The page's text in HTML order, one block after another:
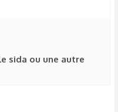
sida ou une autre